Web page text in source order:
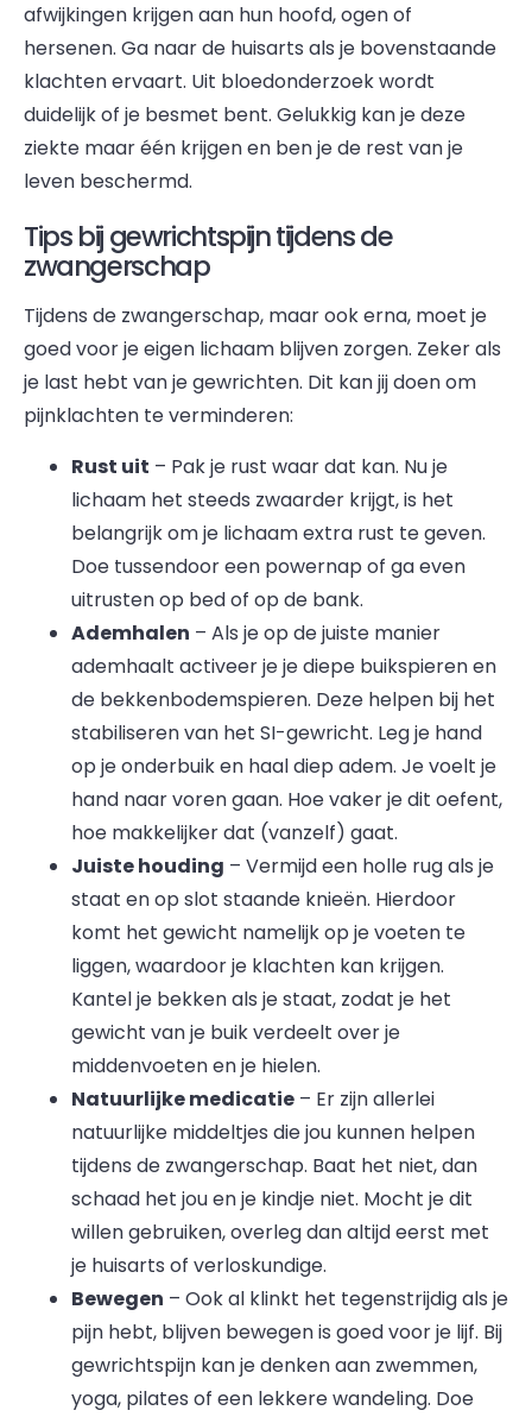
afwijkingen krijgen aan hun hoofd, ogen of
hersenen. Ga naar de huisarts als je bovenstaande
klachten ervaart. Uit bloedonderzoek wordt
duidelijk of je besmet bent. Gelukkig kan je deze
ziekte maar één krijgen en ben je de rest van je
leven beschermd.
Tips bij gewrichtspijn tijdens de
zwangerschap
Tijdens de zwangerschap, maar ook erna, moet je
goed voor je eigen lichaam blijven zorgen. Zeker als
je last hebt van je gewrichten. Dit kan jij doen om
pijnklachten te verminderen:
Rust uit – Pak je rust waar dat kan. Nu je
lichaam het steeds zwaarder krijgt, is het
belangrijk om je lichaam extra rust te geven.
Doe tussendoor een powernap of ga even
uitrusten op bed of op de bank.
Ademhalen – Als je op de juiste manier
ademhaalt activeer je je diepe buikspieren en
de bekkenbodemspieren. Deze helpen bij het
stabiliseren van het SI-gewricht. Leg je hand
op je onderbuik en haal diep adem. Je voelt je
hand naar voren gaan. Hoe vaker je dit oefent,
hoe makkelijker dat (vanzelf) gaat.
Juiste houding – Vermijd een holle rug als je
staat en op slot staande knieën. Hierdoor
komt het gewicht namelijk op je voeten te
liggen, waardoor je klachten kan krijgen.
Kantel je bekken als je staat, zodat je het
gewicht van je buik verdeelt over je
middenvoeten en je hielen.
Natuurlijke medicatie – Er zijn allerlei
natuurlijke middeltjes die jou kunnen helpen
tijdens de zwangerschap. Baat het niet, dan
schaad het jou en je kindje niet. Mocht je dit
willen gebruiken, overleg dan altijd eerst met
je huisarts of verloskundige.
Bewegen – Ook al klinkt het tegenstrijdig als je
pijn hebt, blijven bewegen is goed voor je lijf. Bij
gewrichtspijn kan je denken aan zwemmen,
yoga, pilates of een lekkere wandeling. Doe